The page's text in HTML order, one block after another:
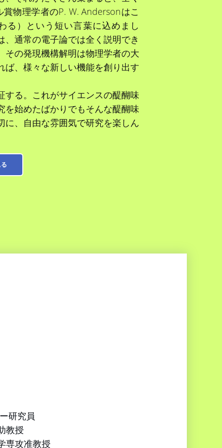
物理学者のP. W. Andersonはこ
る）という短い言葉に込めまし
通常の電子論では全く説明でき
その発現機構解明は物理学者の大
ば、様々な新しい機能を創り出す
る。これがサイエンスの醍醐味
を始めたばかりでもそんな醍醐味
に、自由な雰囲気で研究を楽しん
研究員
教授
専攻准教授